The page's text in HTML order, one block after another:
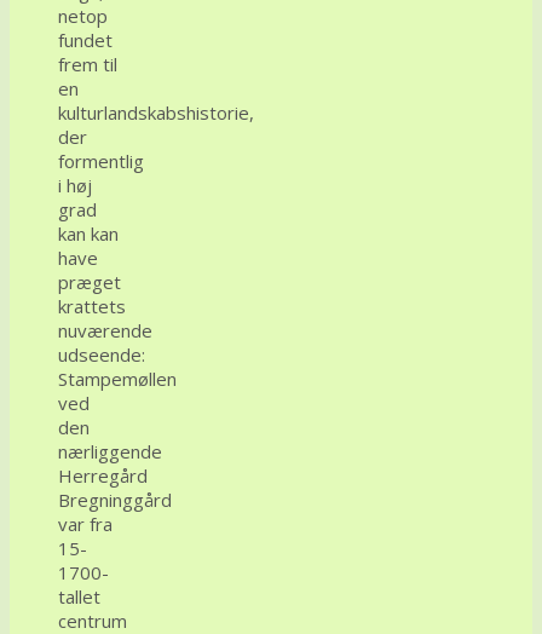
netop
fundet
frem til
en
kulturlandskabshistorie,
der
formentlig
i høj
grad
kan kan
have
præget
krattets
nuværende
udseende:
Stampemøllen
ved
den
nærliggende
Herregård
Bregninggård
var fra
15-
1700-
tallet
centrum